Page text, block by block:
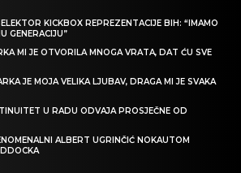
KICKBOX REPREZENTACIJE BIH: “IMAMO
GENERACIJU”
MI JE OTVORILA MNOGA VRATA, DAT ĆU SVE
JE MOJA VELIKA LJUBAV, DRAGA MI JE SVAKA
U RADU ODVAJA PROSJEČNE OD
ALBERT UGRINČIĆ NOKAUTOM